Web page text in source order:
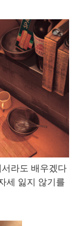
라도 배우겠다
세 잃지 않기를